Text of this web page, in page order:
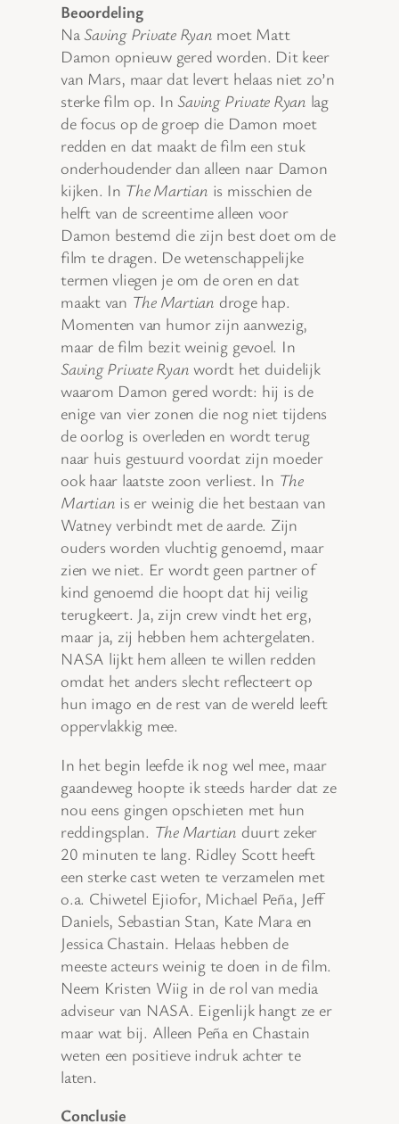
Beoordeling
NaSaving Private Ryan moet Matt
Damon opnieuw gered worden. Dit keer
van Mars, maar dat levert helaas niet zo’n
sterke film op. InSaving Private Ryan lag
de focus op de groep die Damon moet
redden en dat maakt de film een stuk
onderhoudender dan alleen naar Damon
kijken. In The Martian is misschien de
helft van de screentime alleen voor
Damon bestemd die zijn best doet om de
film te dragen. De wetenschappelijke
termen vliegen je om de oren en dat
maakt van The Martian droge hap.
Momenten van humor zijn aanwezig,
maar de film bezit weinig gevoel. In
Saving Private Ryan wordt het duidelijk
waarom Damon gered wordt: hij is de
enige van vier zonen die nog niet tijdens
de oorlog is overleden en wordt terug
naar huis gestuurd voordat zijn moeder
ook haar laatste zoon verliest. In The
Martian is er weinig die het bestaan van
Watney verbindt met de aarde. Zijn
ouders worden vluchtig genoemd, maar
zien we niet. Er wordt geen partner of
kind genoemd die hoopt dat hij veilig
terugkeert. Ja, zijn crew vindt het erg,
maar ja, zij hebben hem achtergelaten.
NASA lijkt hem alleen te willen redden
omdat het anders slecht reflecteert op
hun imago en de rest van de wereld leeft
oppervlakkig mee.
In het begin leefde ik nog wel mee, maar
gaandeweg hoopte ik steeds harder dat ze
nou eens gingen opschieten met hun
reddingsplan. The Martian duurt zeker
20 minuten te lang. Ridley Scott heeft
een sterke cast weten te verzamelen met
o.a. Chiwetel Ejiofor, Michael Peña, Jeff
Daniels, Sebastian Stan, Kate Mara en
Jessica Chastain. Helaas hebben de
meeste acteurs weinig te doen in de film.
Neem Kristen Wiig in de rol van media
adviseur van NASA. Eigenlijk hangt ze er
maar wat bij. Alleen Peña en Chastain
weten een positieve indruk achter te
laten.
Conclusie